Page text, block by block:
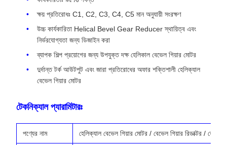
ক্ষয় প্রতিরোধঃ C1, C2, C3, C4, C5 মান অনুযায়ী সংরক্ষণ
উচ্চ কার্যকারিতা Helical Bevel Gear Reducer স্থায়িত্ব এবং
নির্ভরযোগ্যতা জন্য ডিজাইন করা
ব্যাপক শিল্প প্রয়োগের জন্য উপযুক্ত দক্ষ হেলিকাল বেভেল গিয়ার মোটর
দুর্দান্ত টর্ক আউটপুট এবং জারা প্রতিরোধের অফার শক্তিশালী হেলিক্যাল
বেভেল গিয়ার মোটর
টেকনিক্যাল প্যারামিটারঃ
পণ্যের নাম হেলিক্যাল বেভেল গিয়ার মোটর / বেভেল গিয়ার রিডাক্টর /